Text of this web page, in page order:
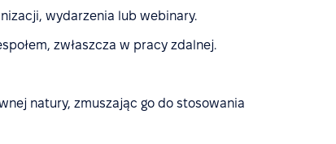
wydarzenia lub webinary.
zwłaszcza w pracy zdalnej.
natury, zmuszając go do stosowania